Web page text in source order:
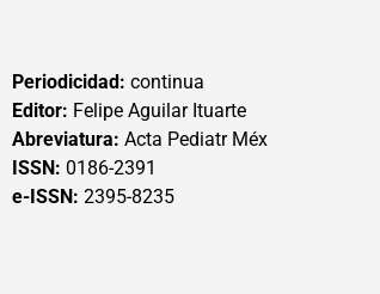
Periodicidad: continua
Editor: Felipe Aguilar Ituarte
Abreviatura: Acta Pediatr Méx
ISSN: 0186-2391
e-ISSN: 2395-8235